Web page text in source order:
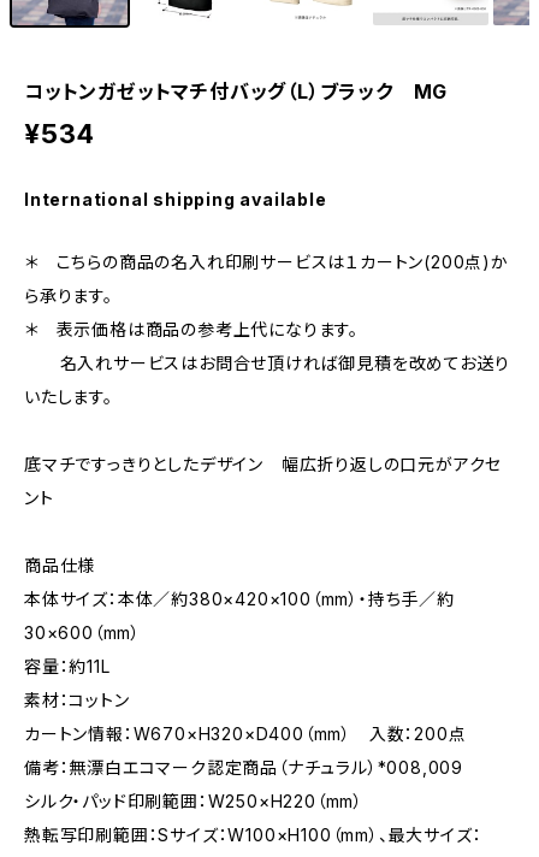
コットンガゼットマチ付バッグ（L）ブラック MG
¥534
International shipping available
＊ こちらの商品の名入れ印刷サービスは１カートン(200点)か
ら承ります。
＊ 表示価格は商品の参考上代になります。
名入れサービスはお問合せ頂ければ御見積を改めてお送り
いたします。
底マチですっきりとしたデザイン 幅広折り返しの口元がアクセ
ント
商品仕様
本体サイズ：本体／約380×420×100（mm）・持ち手／約
30×600（mm）
容量：約11L
素材：コットン
カートン情報：W670×H320×D400（mm） 入数：200点
備考：無漂白エコマーク認定商品（ナチュラル）*008,009
シルク・パッド印刷範囲：W250×H220（mm）
熱転写印刷範囲：Sサイズ：W100×H100（mm）、最大サイズ：